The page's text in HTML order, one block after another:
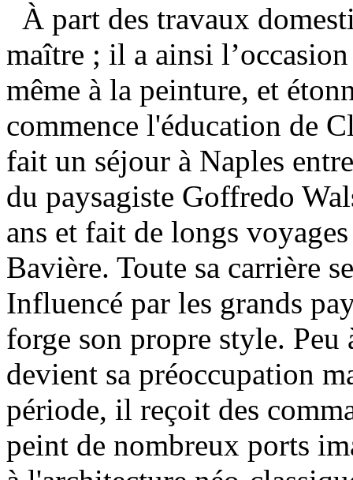
À part des travaux
maître ; il a ainsi
même à la peinture, et
commence l'éducation de
fait un séjour à Naples
du paysagiste Goffredo
ans et fait de longs
Bavière. Toute sa carrière
Influencé par les grands
forge son propre style.
devient sa préoccupation
période, il reçoit des
peint de nombreux ports